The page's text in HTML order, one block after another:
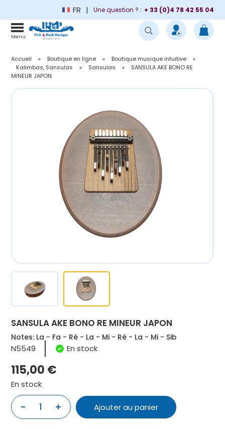
FR Une question ? : + 33 (0)4 78 42 55 04
Menu
Accueil » Boutique en ligne » Boutique musique intuitive
»
Kalimbas, Sansulas
» Sansulas »
SANSULA AKE BONO RE
MINEUR JAPON
SANSULA AKE BONO RE MINEUR JAPON
Notes: La - Fa - Ré - La - Mi - Ré - La - Mi - Sib
N5549 En stock
115,00 €
En stock
- + Ajouter au panier